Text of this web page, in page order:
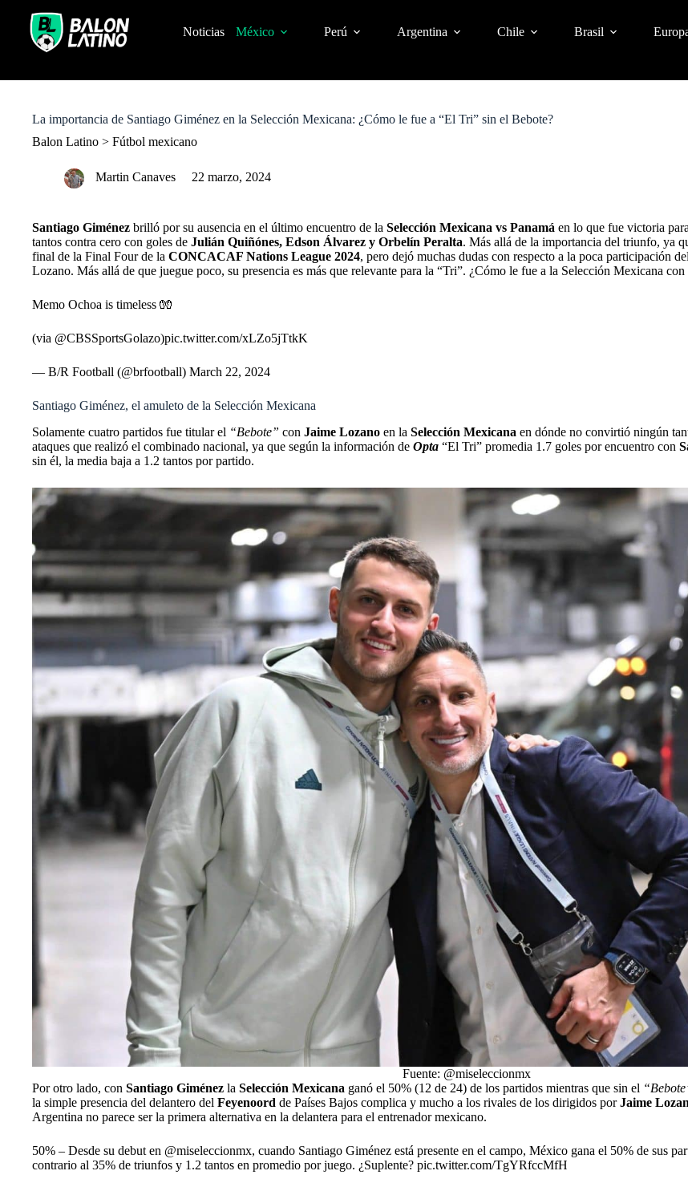
o
Noticias México Perú Argentina Chile Brasil
La importancia de Santiago Giménez en la Selección Mexicana: ¿Cómo le fue a “El Tri” sin el Bebote?
Balon Latino > Fútbol mexicano
Martin Canaves 22 marzo, 2024
Santiago Giménez brilló por su ausencia en el último encuentro de la Selección Mexicana vs Panamá en lo que fue victoria
tantos contra cero con goles de Julián Quiñónes, Edson Álvarez y Orbelín Peralta. Más allá de la importancia del triunfo, ya
final de la Final Four de la CONCACAF Nations League 2024, pero dejó muchas dudas con respecto a la poca participación
Lozano. Más allá de que juegue poco, su presencia es más que relevante para la “Tri”. ¿Cómo le fue a la Selección Mexicana con
Memo Ochoa is timeless 🧤
(via @CBSSportsGolazo)pic.twitter.com/xLZo5jTtkK
— B/R Football (@brfootball) March 22, 2024
Santiago Giménez, el amuleto de la Selección Mexicana
Solamente cuatro partidos fue titular el “Bebote” con Jaime Lozano en la Selección Mexicana en dónde no convirtió ningún
ataques que realizó el combinado nacional, ya que según la información de Opta “El Tri” promedia 1.7 goles por encuentro con
sin él, la media baja a 1.2 tantos por partido.
Fuente: @miseleccionmx
Por otro lado, con Santiago Giménez la Selección Mexicana ganó el 50% (12 de 24) de los partidos mientras que sin el
la simple presencia del delantero del Feyenoord de Países Bajos complica y mucho a los rivales de los dirigidos porJaime
Argentina no parece ser la primera alternativa en la delantera para el entrenador mexicano.
50% – Desde su debut en @miseleccionmx, cuando Santiago Giménez está presente en el campo, México gana el 50% de sus
contrario al 35% de triunfos y 1.2 tantos en promedio por juego. ¿Suplente? pic.twitter.com/TgYRfccMfH